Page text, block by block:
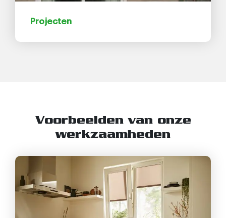
Projecten
Voorbeelden van onze
werkzaamheden